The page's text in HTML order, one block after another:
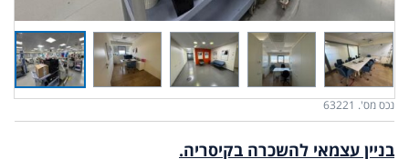
נכס מס'. 63221
בניין עצמאי להשכרה בקיסריה.